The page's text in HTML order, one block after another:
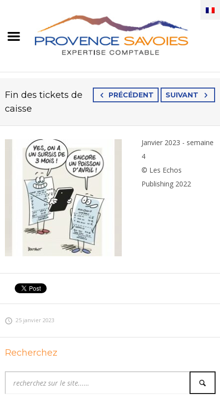
PRÉCÉDENT SUIVANT
Fin des tickets de
caisse
Janvier 2023 - semaine
4
© Les Echos
Publishing 2022
25 janvier 2023
Recherchez